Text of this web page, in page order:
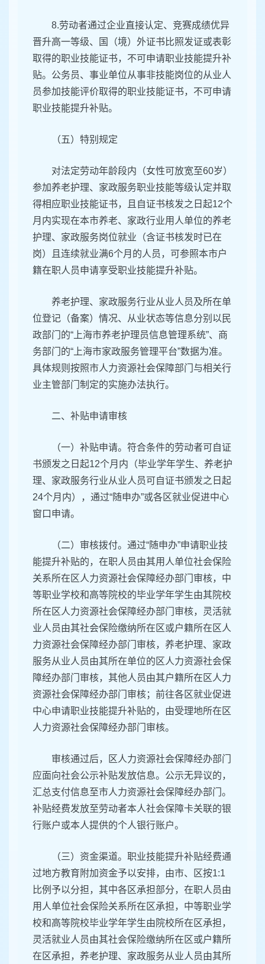
8.劳动者通过企业直接认定、竞赛成绩优异
晋升高一等级、国（境）外证书比照发证或表彰
取得的职业技能证书，不可申请职业技能提升补
贴。公务员、事业单位从事非技能岗位的从业人
员参加技能评价取得的职业技能证书，不可申请
职业技能提升补贴。
（五）特别规定
对法定劳动年龄段内（女性可放宽至60岁）
参加养老护理、家政服务职业技能等级认定并取
得相应职业技能证书，且自证书核发之日起12个
月内实现在本市养老、家政行业用人单位的养老
护理、家政服务岗位就业（含证书核发时已在
岗）且连续就业满6个月的人员，可参照本市户
籍在职人员申请享受职业技能提升补贴。
养老护理、家政服务行业从业人员及所在单
位登记（备案）情况、从业状态等信息分别以民
政部门的“上海市养老护理员信息管理系统”、商
务部门的“上海市家政服务管理平台”数据为准。
具体规则按照市人力资源社会保障部门与相关行
业主管部门制定的实施办法执行。
二、补贴申请审核
（一）补贴申请。符合条件的劳动者可自证
书颁发之日起12个月内（毕业学年学生、养老护
理、家政服务行业从业人员可自证书颁发之日起
24个月内），通过“随申办”或各区就业促进中心
窗口申请。
（二）审核拨付。通过“随申办”申请职业技
能提升补贴的，在职人员由其用人单位社会保险
关系所在区人力资源社会保障经办部门审核，中
等职业学校和高等院校的毕业学年学生由其院校
所在区人力资源社会保障经办部门审核，灵活就
业人员由其社会保险缴纳所在区或户籍所在区人
力资源社会保障经办部门审核，养老护理、家政
服务从业人员由其所在单位的区人力资源社会保
障经办部门审核，其他人员由其户籍所在区人力
资源社会保障经办部门审核；前往各区就业促进
中心申请职业技能提升补贴的，由受理地所在区
人力资源社会保障经办部门审核。
审核通过后，区人力资源社会保障经办部门
应面向社会公示补贴发放信息。公示无异议的，
汇总支付信息至市人力资源社会保障经办部门。
补贴经费发放至劳动者本人社会保障卡关联的银
行账户或本人提供的个人银行账户。
（三）资金渠道。职业技能提升补贴经费通
过地方教育附加资金予以安排，由市、区按1:1
比例予以分担，其中各区承担部分，在职人员由
用人单位社会保险关系所在区承担，中等职业学
校和高等院校毕业学年学生由院校所在区承担，
灵活就业人员由其社会保险缴纳所在区或户籍所
在区承担，养老护理、家政服务从业人员由其所